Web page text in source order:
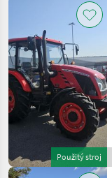
Kategorie 4
AKTUÁLNÍ
CESTA
poľnohospodárska
technika
Traktory
Traktor
Obnovit
37
Použitý stroj